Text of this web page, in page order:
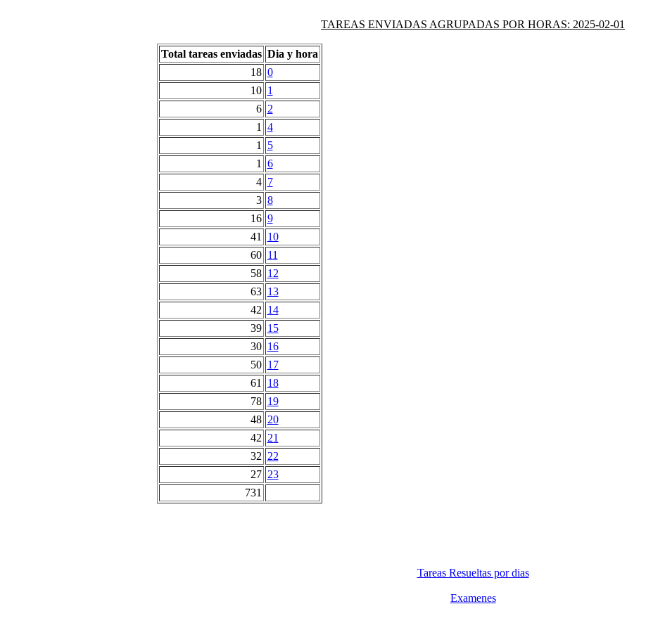
TAREAS ENVIADAS AGRUPADAS POR HORAS: 2025-02-01
Total tareas enviadas Dia y hora
18 0
10 1
6 2
1
4
1
5
1
6
4 7
3 8
16 9
41
10
60 11
58 12
63 13
42 14
39 15
30 16
50 17
61
18
78 19
48 20
42 21
32 22
27 23
731
Tareas Resueltas por dias
Examenes